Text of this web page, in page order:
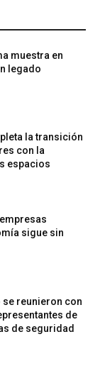
muestra en
legado
la transición
con la
espacios
sigue sin
se reunieron con
de
de seguridad